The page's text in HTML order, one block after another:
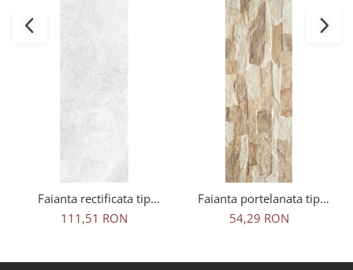
Faianta rectificata tip
marmura, Adela White
30x90, alb, finisaj lucios
111,51 RON
Faianta portelanata tip
piatra, Aragon Beige 45x15
cm, bej, finisaj mat
54,29 RON